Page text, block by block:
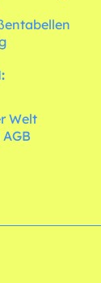
Welt